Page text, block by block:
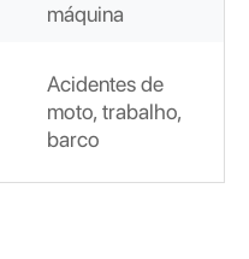
máquina
Acidentes de
moto, trabalho,
barco